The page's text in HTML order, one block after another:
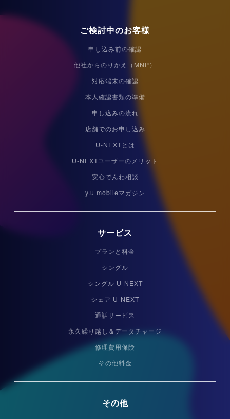
ご検討中のお客様
申し込み前の確認
他社からのりかえ（MNP）
対応端末の確認
本人確認書類の準備
申し込みの流れ
店舗でのお申し込み
U-NEXTとは
U-NEXTユーザーのメリット
安心でんわ相談
y.u mobileマガジン
サービス
プランと料金
シングル
シングル U-NEXT
シェア U-NEXT
通話サービス
永久繰り越し＆データチャージ
修理費用保険
その他料金
その他